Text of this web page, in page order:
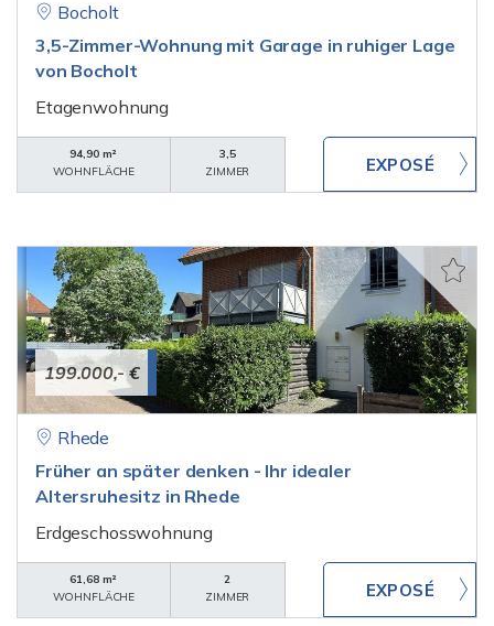
Bocholt
3,5-Zimmer-Wohnung mit Garage in ruhiger Lage
von Bocholt
Etagenwohnung
94,90 m²
WOHNFLÄCHE
3,5
ZIMMER
199.000,- €
Rhede
Früher an später denken - Ihr idealer
Altersruhesitz in Rhede
Erdgeschosswohnung
61,68 m²
WOHNFLÄCHE
2
ZIMMER